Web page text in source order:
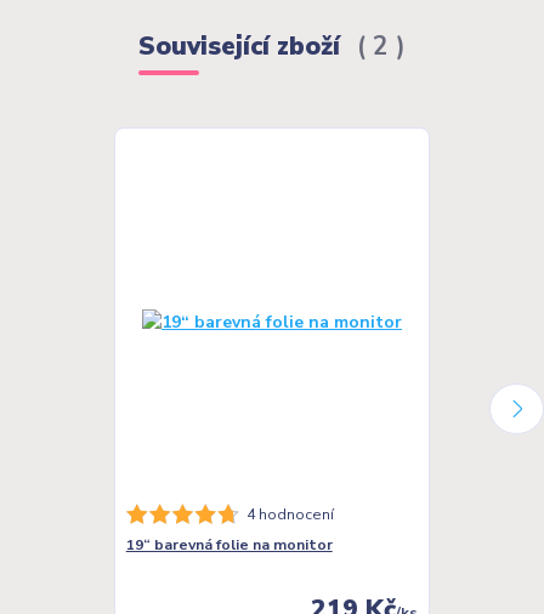
Související zboží 2
4 hodnocení
19“ barevná folie na monitor